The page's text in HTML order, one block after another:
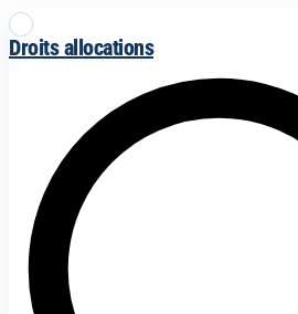
Droits allocations